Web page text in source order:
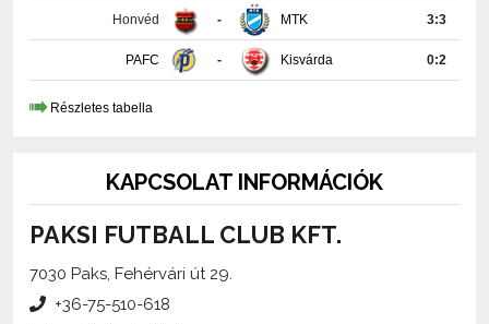
PAFC Kisvárda 0:2
Részletes tabella
PAKSI FUTBALL CLUB KFT.
7030 Paks, Fehérvári út 29.